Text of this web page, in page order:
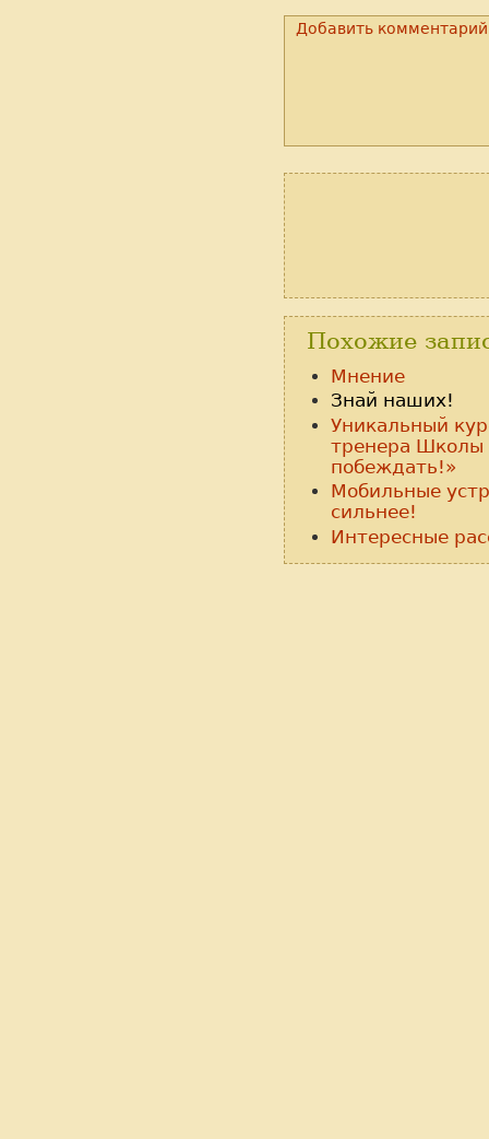
Добавить комментарий
Похожие
Мнение
Знай наших!
Уникальный
тренера
побеждать!»
Мобильные
сильнее!
Интересные